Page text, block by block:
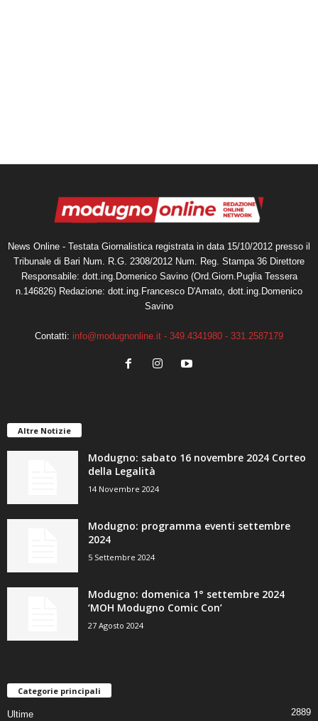
News Online - Testata Giornalistica registrata in data 15/10/2012 presso il
Tribunale di Bari Num. R.G. 2308/2012 Num. Reg. Stampa 36 Direttore
Responsabile: dott.ing.Domenico Savino (Ord.Giorn.Puglia Tessera
n.146826) Redazione: dott.ing.Francesco D'Amato, dott.ing.Domenico
Savino
Contatti: info@modugnonline.it - 349.4341980 - 331.2587179
Altre Notizie
Modugno: sabato 16 novembre 2024 Corteo
della Legalità
14 Novembre 2024
Modugno: programma eventi settembre
2024
5 Settembre 2024
Modugno: domenica 1° settembre 2024
‘MOH Modugno Comic Con’
27 Agosto 2024
Categorie principali
Ultime 2889